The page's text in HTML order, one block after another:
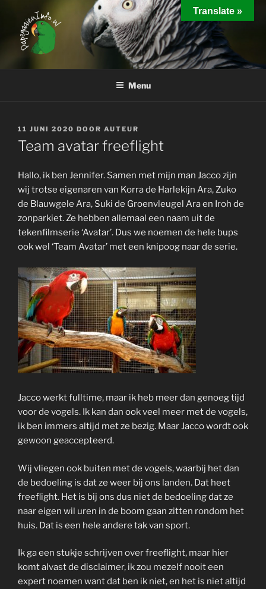
inhoud
PAPEGAAIEN INFO
Interessante weetjes over het houden van papegaaien
Menu
GEPLAATST
OP
11 JUNI 2020 DOOR AUTEUR
Team avatar freeflight
Hallo, ik ben Jennifer. Samen met mijn man Jacco zijn
wij trotse eigenaren van Korra de Harlekijn Ara, Zuko
de Blauwgele Ara, Suki de Groenvleugel Ara en Iroh de
zonparkiet. Ze hebben allemaal een naam uit de
tekenfilmserie ‘Avatar’. Dus we noemen de hele bups
ook wel ‘Team Avatar’ met een knipoog naar de serie.
Jacco werkt fulltime, maar ik heb meer dan genoeg tijd
voor de vogels. Ik kan dan ook veel meer met de vogels,
ik ben immers altijd met ze bezig. Maar Jacco wordt ook
gewoon geaccepteerd.
Wij vliegen ook buiten met de vogels, waarbij het dan
de bedoeling is dat ze weer bij ons landen. Dat heet
freeflight. Het is bij ons dus niet de bedoeling dat ze
naar eigen wil uren in de boom gaan zitten rondom het
huis. Dat is een hele andere tak van sport.
Ik ga een stukje schrijven over freeflight, maar hier
komt alvast de disclaimer, ik zou mezelf nooit een
expert noemen want dat ben ik niet, en het is niet altijd
Translate »